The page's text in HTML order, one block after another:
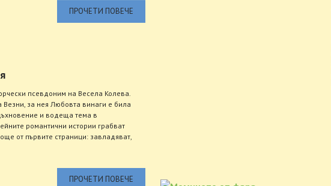
ПРОЧЕТИ ПОВЕЧЕ
псевдоним на Весела Колева.
за нея Любовта винаги е била
и водеща тема в
романтични истории грабват
от първите страници: завладяват,
ПРОЧЕТИ ПОВЕЧЕ